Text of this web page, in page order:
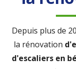
Depuis plus de
la rénovation
d'escaliers en